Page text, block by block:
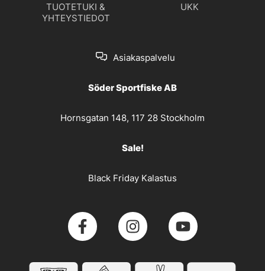
TUOTETUKI &
YHTEYSTIEDOT
UKK
Asiakaspalvelu
Söder Sportfiske AB
Hornsgatan 148, 117 28 Stockholm
Sale!
Black Friday Kalastus